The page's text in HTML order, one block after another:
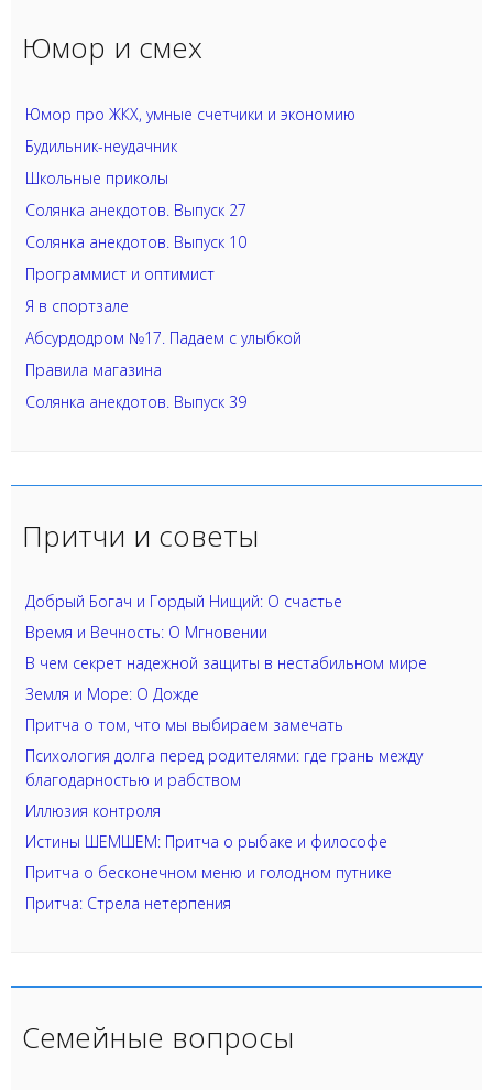
Юмор и смех
Юмор про ЖКХ, умные счетчики и экономию
Будильник-неудачник
Школьные приколы
Солянка анекдотов. Выпуск 27
Солянка анекдотов. Выпуск 10
Программист и оптимист
Я в спортзале
Абсурдодром №17. Падаем с улыбкой
Правила магазина
Солянка анекдотов. Выпуск 39
Притчи и советы
Добрый Богач и Гордый Нищий: О счастье
Время и Вечность: О Мгновении
В чем секрет надежной защиты в нестабильном мире
Земля и Море: О Дожде
Притча о том, что мы выбираем замечать
Психология долга перед родителями: где грань между
благодарностью и рабством
Иллюзия контроля
Истины ШЕМШЕМ: Притча о рыбаке и философе
Притча о бесконечном меню и голодном путнике
Притча: Стрела нетерпения
Семейные вопросы